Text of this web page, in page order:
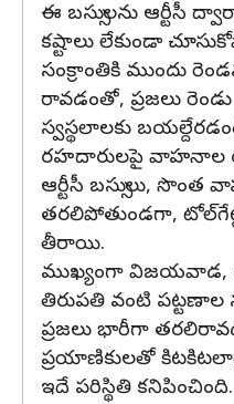
ఈ బస్సులను ఆర్టీసీ
కష్టాలు లేకుండా
సంక్రాంతికి ముందు
రావడంతో, ప్రజలు
స్వస్థలాలకు
రహదారులపై వాహనాల
ఆర్టీసీ బస్సులు, సొంత
తరలిపోతుండగా,
తీరాయి.
ముఖ్యంగా విజయవాడ,
తిరుపతి వంటి పట్టణాల
ప్రజలు భారీగా
ప్రయాణికులతో
ఇదే పరిస్థితి కనిపించింది.